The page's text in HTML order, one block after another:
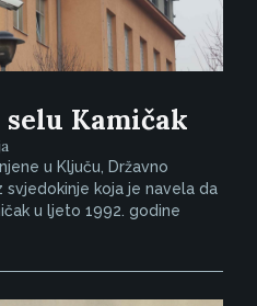
Kamičak
u Ključu, Državno
koja je navela da
u ljeto 1992. godine